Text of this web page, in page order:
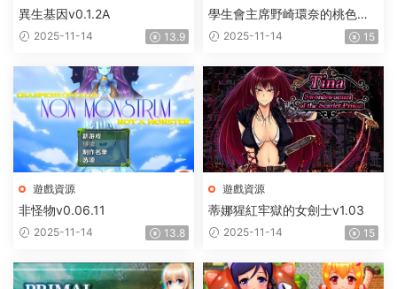
異生基因v0.1.2A
2025-11-14 13.9
學生會主席野崎環奈的桃色煩
惱 2025-11-14 15
遊戲資源
非怪物v0.06.11
2025-11-14 13.8
遊戲資源
蒂娜猩紅牢獄的女劍士v1.03
2025-11-14 15